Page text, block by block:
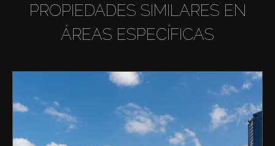
PROPIEDADES SIMILARES EN
ÁREAS ESPECÍFICAS